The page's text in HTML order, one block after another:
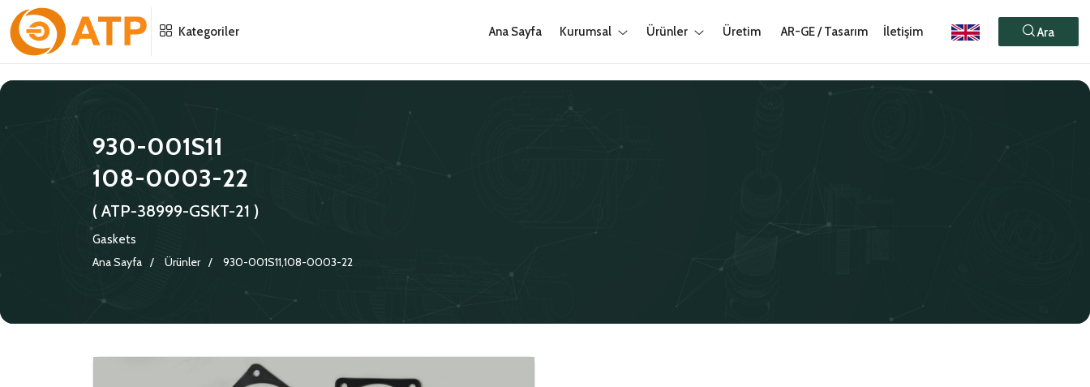
Kategoriler Ana Sayfa Kurumsal Ürünler Üretim AR-GE / Tasarım İletişim Ara
930-001S11
108-0003-22
( ATP-38999-GSKT-21 )
Gaskets
Ana Sayfa
Ürünler 930-001S11,108-0003-22
Menu
POLITIKALARIMIZ
Menu
BILGI GÜVENLIĞI POLITIKASI
Menu
KORUMA KAPAKLARI
KRIMP KONTAKLAR